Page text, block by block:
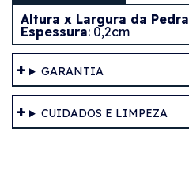
Altura x Largura da Pedra
Espessura: 0,2cm
GARANTIA
CUIDADOS E LIMPEZA